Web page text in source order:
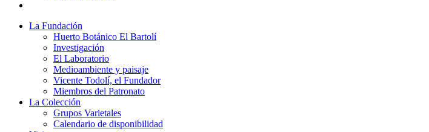
La Fundación
Huerto Botánico El Bartolí
Investigación
El Laboratorio
Medioambiente y paisaje
Vicente Todolí, el Fundador
Miembros del Patronato
La Colección
Grupos Varietales
Calendario de disponibilidad